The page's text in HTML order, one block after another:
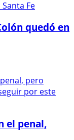
quedó en
el penal,